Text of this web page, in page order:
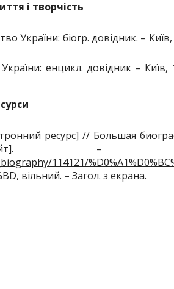
і творчість
України: біогр. довідник. – Київ,
енцикл. довідник – Київ,
ресурс] // Большая
сайт]. –
114121/
, вільний. – Загол. з екрана.